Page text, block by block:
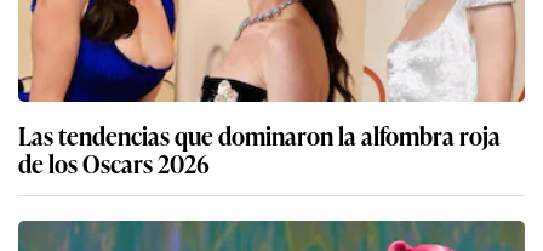
Las tendencias que dominaron la alfombra roja
de los Oscars 2026